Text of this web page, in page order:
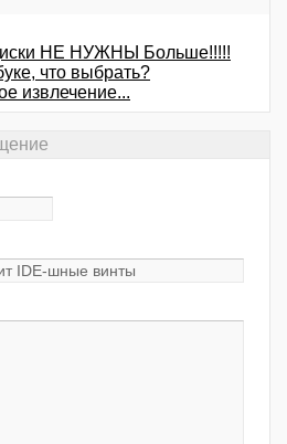
НЕ НУЖНЫ Больше!!!!!
что выбрать?
извлечение...